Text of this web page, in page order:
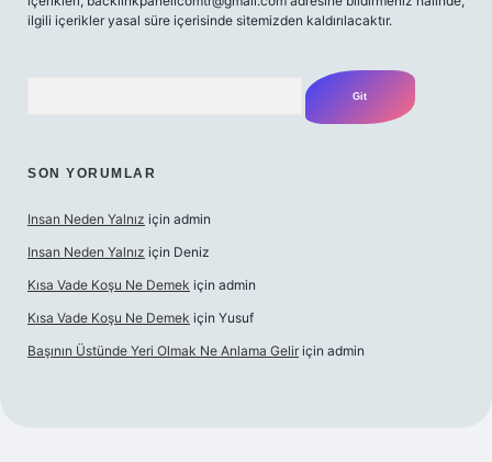
ilgili içerikler yasal süre içerisinde sitemizden kaldırılacaktır.
SON YORUMLAR
Insan Neden Yalnız için admin
Insan Neden Yalnız için Deniz
Kısa Vade Koşu Ne Demek için admin
Kısa Vade Koşu Ne Demek için Yusuf
Başının Üstünde Yeri Olmak Ne Anlama Gelir için admin